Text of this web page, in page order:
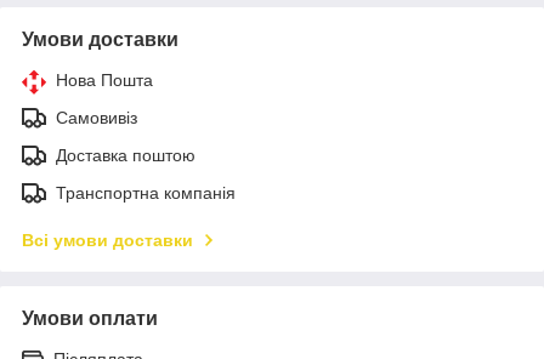
Умови доставки
Нова Пошта
Самовивіз
Доставка поштою
Транспортна компанія
Всі умови доставки
Умови оплати